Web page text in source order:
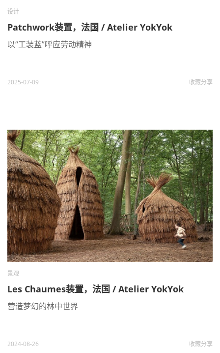
设计
Patchwork装置，法国 / Atelier YokYok
以“工装蓝”呼应劳动精神
2025-07-09 收藏分享
景观
Les Chaumes装置，法国 / Atelier YokYok
营造梦幻的林中世界
2024-08-26 收藏分享